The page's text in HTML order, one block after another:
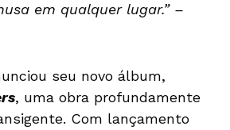
em qualquer lugar.” –
seu novo álbum,
, uma obra profundamente
Com lançamento